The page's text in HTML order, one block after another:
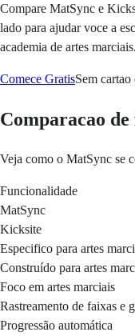
Compare MatSync e
lado para ajudar voce a
academia de artes marciais.
Comece GratisSem
Comparacao
Veja como o MatSync se
Funcionalidade
MatSync
Kicksite
Especifico para artes
Construído para artes
Foco em artes marciais
Rastreamento de faixas e
Progressão automática